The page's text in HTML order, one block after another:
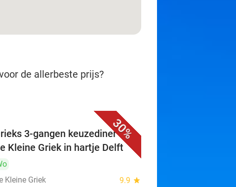
de allerbeste prijs?
30%
3-gangen keuzediner bij
Kleine Griek in hartje Delft
Kleine Griek
9.9 star